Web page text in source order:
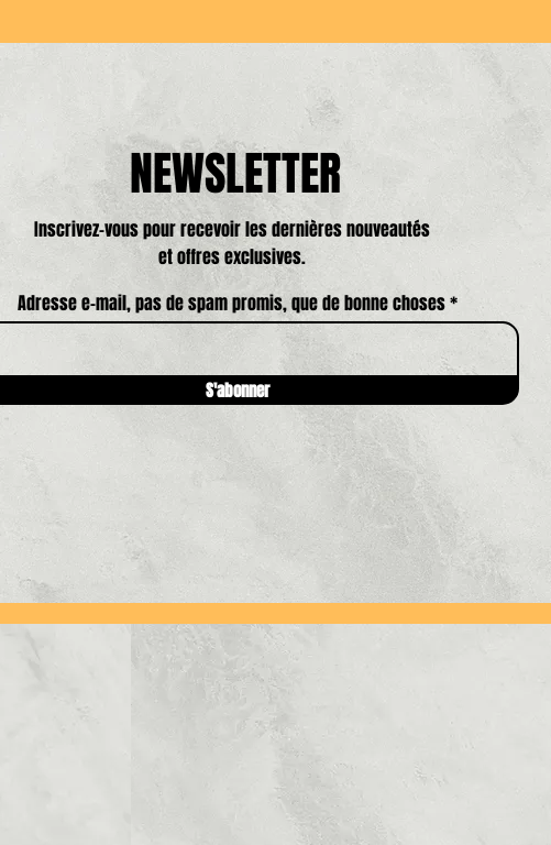
NEWSLETTER
Inscrivez-vous pour recevoir les dernières nouveautés
et offres exclusives.
Adresse e-mail, pas de spam promis, que de bonne choses
S'abonner